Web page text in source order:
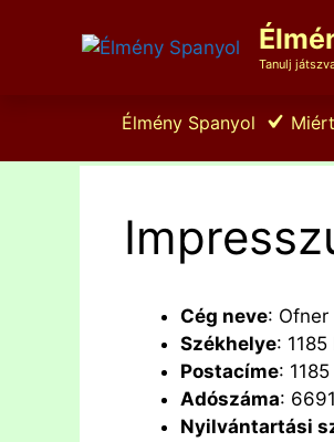
Tanulj
Élmény Spanyol
Cég neve: Ofner
Székhelye:
Postacíme:
Adószáma:
Nyilvántartási